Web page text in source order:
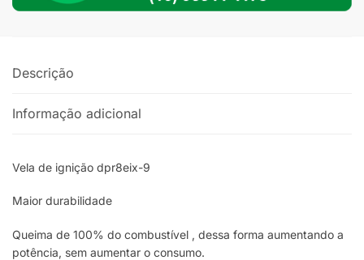
ABS
Descrição
Informação adicional
Vela de ignição dpr8eix-9
Maior durabilidade
Queima de 100% do combustível , dessa forma aumentando a
potência, sem aumentar o consumo.